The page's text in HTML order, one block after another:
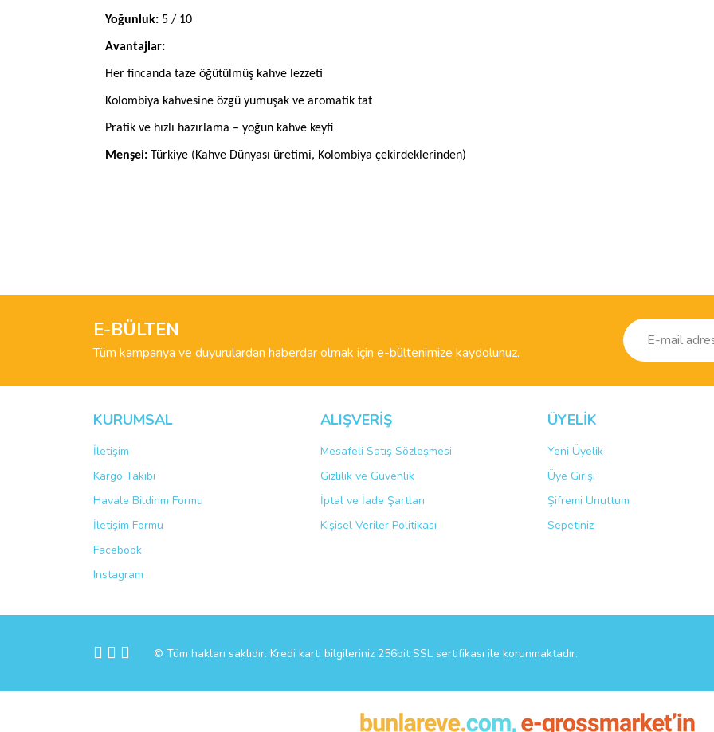
Yoğunluk: 5 / 10
Avantajlar:
Her fincanda taze öğütülmüş kahve lezzeti
Kolombiya kahvesine özgü yumuşak ve aromatik tat
Pratik ve hızlı hazırlama – yoğun kahve keyfi
Menşei: Türkiye (Kahve Dünyası üretimi, Kolombiya çekirdeklerinden)
Ürün resmi kalitesiz, bozuk veya görüntülenemiyor.
Bu ürüne benzer farklı alternatifler olmalı.
E-BÜLTEN
Tüm kampanya ve duyurulardan haberdar olmak için e-bültenimize kaydolunuz.
KURUMSAL
İletişim
Kargo Takibi
Havale Bildirim Formu
İletişim Formu
Facebook
Instagram
ALIŞVERİŞ
Mesafeli Satış Sözleşmesi
Gizlilik ve Güvenlik
İptal ve İade Şartları
Kişisel Veriler Politikası
ÜYELİK
Yeni Üyelik
Üye Girişi
Şifremi Unuttum
Sepetiniz
© Tüm hakları saklıdır. Kredi kartı bilgileriniz 256bit SSL sertifikası ile korunmaktadır.